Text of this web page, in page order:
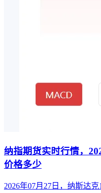
纳指期货实时行情，
价格多少
2026年07月27日，纳斯达